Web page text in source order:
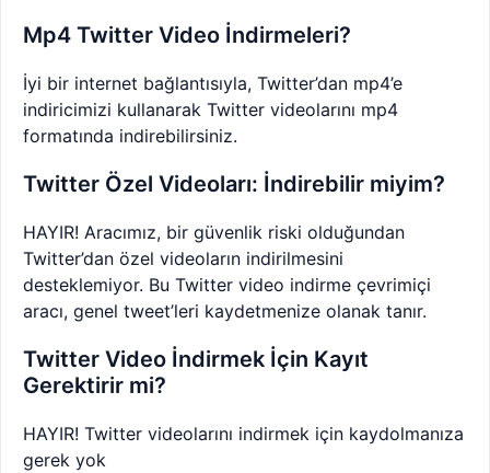
Mp4 Twitter Video İndirmeleri?
İyi bir internet bağlantısıyla, Twitter’dan mp4’e
indiricimizi kullanarak Twitter videolarını mp4
formatında indirebilirsiniz.
Twitter Özel Videoları: İndirebilir miyim?
HAYIR! Aracımız, bir güvenlik riski olduğundan
Twitter’dan özel videoların indirilmesini
desteklemiyor. Bu Twitter video indirme çevrimiçi
aracı, genel tweet’leri kaydetmenize olanak tanır.
Twitter Video İndirmek İçin Kayıt
Gerektirir mi?
HAYIR! Twitter videolarını indirmek için kaydolmanıza
gerek yok